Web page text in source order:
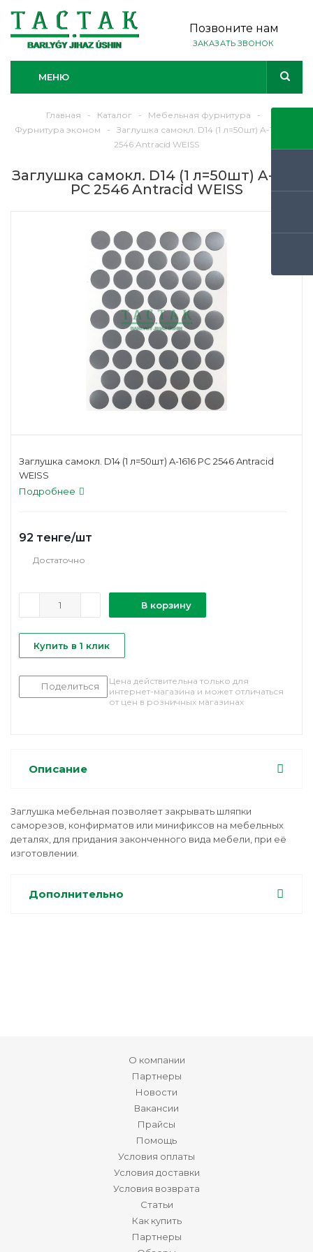
Позвоните нам
ЗАКАЗАТЬ ЗВОНОК
МЕНЮ
Главная - Каталог - Мебельная фурнитура
-
Фурнитура эконом
-
Заглушка самокл. D14 (1 л=50шт) A-1616 РС
2546 Antracid WEISS
Заглушка самокл. D14 (1 л=50шт) A-1616
РС 2546 Antracid WEISS
Заглушка самокл. D14 (1 л=50шт) A-1616 РС 2546 Antracid
WEISS
Подробнее
92 тенге/шт
Достаточно
В корзину
Купить в 1 клик
Поделиться
Цена действительна только для
интернет-магазина и может отличаться
от цен в розничных магазинах
Описание
Заглушка мебельная позволяет закрывать шляпки
саморезов, конфирматов или минификсов на мебельных
деталях, для придания законченного вида мебели, при её
изготовлении.
Дополнительно
О компании
Партнеры
Новости
Вакансии
Прайсы
Помощь
Условия оплаты
Условия доставки
Условия возврата
Статьи
Как купить
Партнеры